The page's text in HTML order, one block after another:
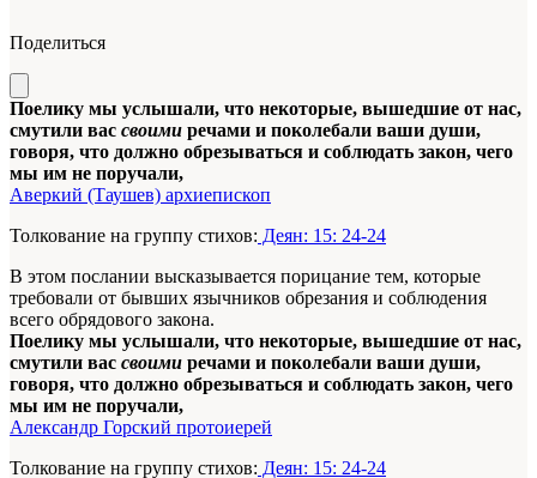
Поделиться
Поелику мы услышали, что некоторые, вышедшие от нас,
смутили вас своими речами и поколебали ваши души,
говоря, что должно обрезываться и соблюдать закон, чего
мы им не поручали,
Аверкий (Таушев) архиепископ
Толкование на группу стихов: Деян: 15: 24-24
В этом послании высказывается порицание тем, которые
требовали от бывших язычников обрезания и соблюдения
всего обрядового закона.
Поелику мы услышали, что некоторые, вышедшие от нас,
смутили вас своими речами и поколебали ваши души,
говоря, что должно обрезываться и соблюдать закон, чего
мы им не поручали,
Александр Горский протоиерей
Толкование на группу стихов: Деян: 15: 24-24